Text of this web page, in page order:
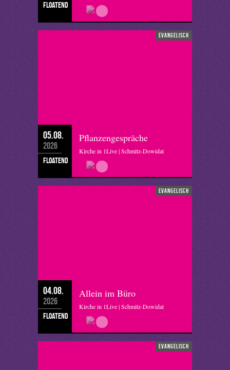
floatend
evangelisch
05.08.
2026
floatend
Pflanzengespräche
Kirche in 1Live | Schmitz-Dowidat
evangelisch
04.08.
2026
floatend
Allein im Büro
Kirche in 1Live | Schmitz-Dowidat
evangelisch